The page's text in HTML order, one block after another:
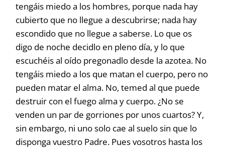
tengáis miedo a los hombres, porque nada hay
cubierto que no llegue a descubrirse; nada hay
escondido que no llegue a saberse. Lo que os
digo de noche decidlo en pleno día, y lo que
escuchéis al oído pregonadlo desde la azotea. No
tengáis miedo a los que matan el cuerpo, pero no
pueden matar el alma. No, temed al que puede
destruir con el fuego alma y cuerpo. ¿No se
venden un par de gorriones por unos cuartos? Y,
sin embargo, ni uno solo cae al suelo sin que lo
disponga vuestro Padre. Pues vosotros hasta los